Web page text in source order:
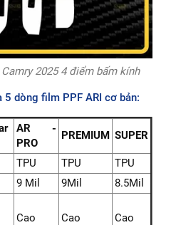
2025 4 điểm bấm kính
dòng film PPF ARI cơ bản:
AR -
PRO
PREMIUM SUPER
TPU TPU
TPU
9 Mil 9Mil
8.5Mil
Cao Cao Cao